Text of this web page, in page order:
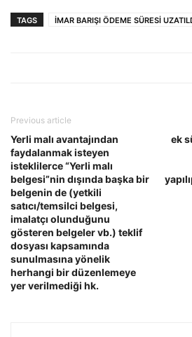
TAGS İMAR BARIŞI ÖDEME SÜRESİ
Previous article
Yerli malı avantajından
faydalanmak isteyen
isteklilerce “Yerli malı
belgesi”nin dışında başka bir
belgenin de (yetkili
satıcı/temsilci belgesi,
imalatçı olunduğunu
gösteren belgeler vb.) teklif
dosyası kapsamında
sunulmasına yönelik
herhangi bir düzenlemeye
yer verilmediği hk.
ek